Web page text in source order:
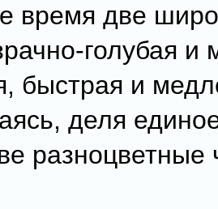
время две
голубая и
быстрая и
деля
разноцветные